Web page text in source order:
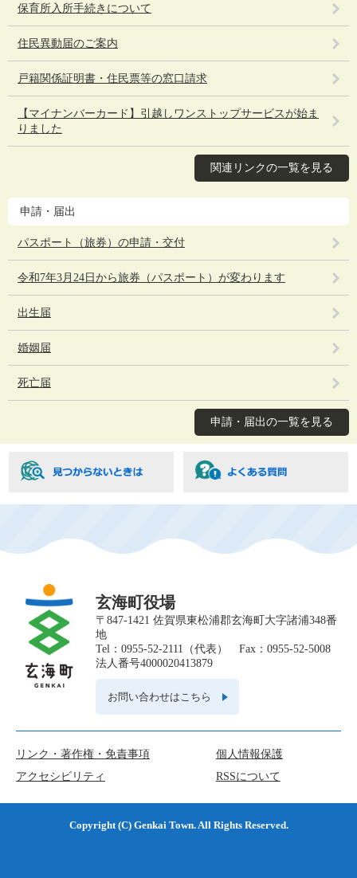
保育所入所手続きについて
住民異動届のご案内
戸籍関係証明書・住民票等の窓口請求
【マイナンバーカード】引越しワンストップサービスが始ま
りました
関連リンクの一覧を見る
申請・届出
パスポート（旅券）の申請・交付
令和7年3月24日から旅券（パスポート）が変わります
出生届
婚姻届
死亡届
申請・届出の一覧を見る
玄海町役場
〒847-1421 佐賀県東松浦郡玄海町大字諸浦348番
地
Tel：0955-52-2111（代表） Fax：0955-52-5008
法人番号4000020413879
お問い合わせはこちら
リンク・著作権・免責事項
個人情報保護
アクセシビリティ
RSSについて
Copyright (C) Genkai Town. All Rights Reserved.